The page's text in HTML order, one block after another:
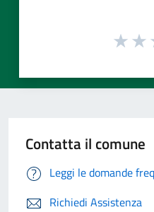
Contatta il comune
Leggi le domande
Richiedi Assistenza